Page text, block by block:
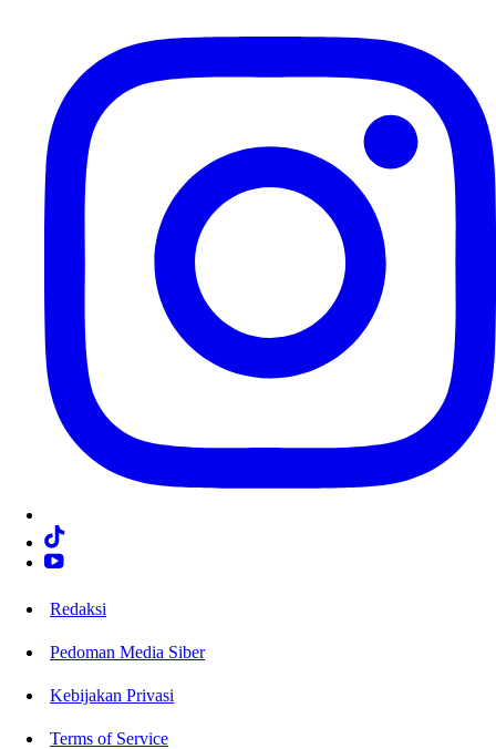
Redaksi
Pedoman Media Siber
Kebijakan Privasi
Terms of Service